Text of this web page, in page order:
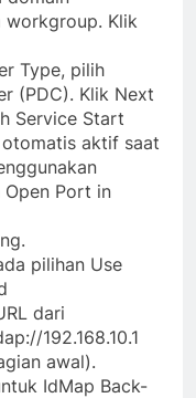
workgroup. Klik
Type, pilih
(PDC). Klik Next
Service Start
aktif saat
Open Port in
pilihan Use
dari
192.168.10.1
awal).
IdMap Back-